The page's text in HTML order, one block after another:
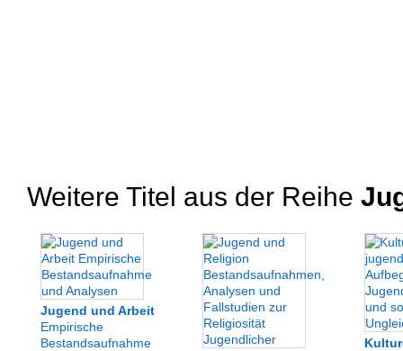
Weitere Titel aus der Reihe
Jugend und Arbeit
Empirische
Bestandsaufnahme